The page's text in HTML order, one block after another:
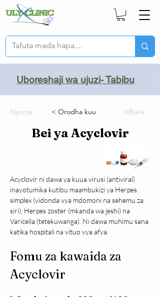
Uboreshaji wa ujuzi- Tabibu
Nyuma < Orodha kuu Mbele
Bei ya Acyclovir
Acyclovir ni dawa ya kuua virusi (antiviral)
inayotumika kutibu maambukizi ya Herpes
simplex (vidonda vya mdomoni na sehemu za
siri), Herpes zoster (mkanda wa jeshi) na
Varicella (tetekuwanga). Ni dawa muhimu sana
katika hospitali na vituo vya afya.
Fomu za kawaida za
Acyclovir